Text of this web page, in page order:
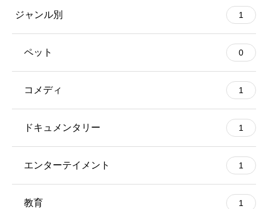
ジャンル別 1
ペット 0
コメディ 1
ドキュメンタリー 1
エンターテイメント 1
教育 1